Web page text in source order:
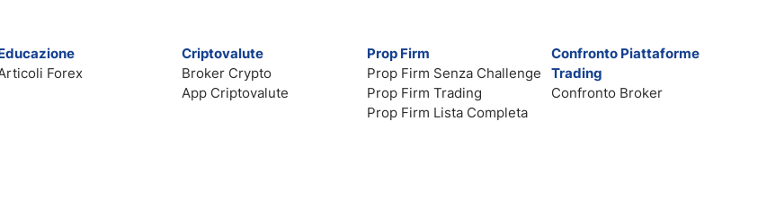
Forex
Criptovalute
Broker Crypto
App Criptovalute
Prop Firm
Prop Firm Senza Challenge
Prop Firm Trading
Prop Firm Lista Completa
Confronto Piattaforme
Trading
Confronto Broker